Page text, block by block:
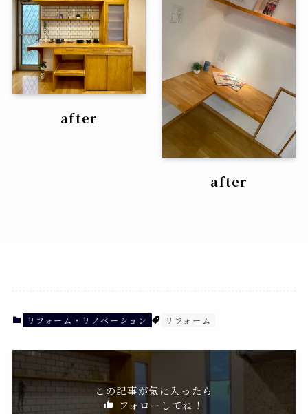
after
after
リフォーム・リノベーション リフォーム
この記事が気に入ったら
フォローしてね！